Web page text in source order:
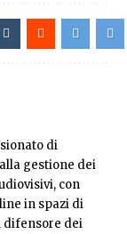
di
gestione dei
con
in spazi di
difensore dei